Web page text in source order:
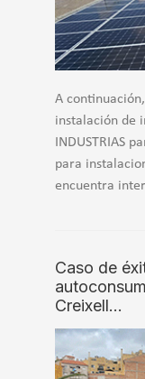
A
instalación de
INDUSTRIAS
para
encuentra
Caso de
Creixell…